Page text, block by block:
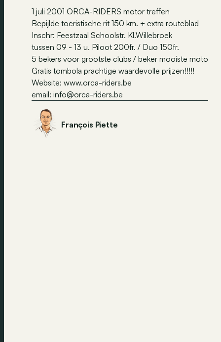
1 juli 2001 ORCA-RIDERS motor treffen
Bepijlde toeristische rit 150 km. + extra routeblad
Inschr: Feestzaal Schoolstr. Kl.Willebroek
tussen 09 - 13 u. Piloot 200fr. / Duo 150fr.
5 bekers voor grootste clubs / beker mooiste moto
Gratis tombola prachtige waardevolle prijzen!!!!!
Website: www.orca-riders.be
email: info@orca-riders.be
François Piette